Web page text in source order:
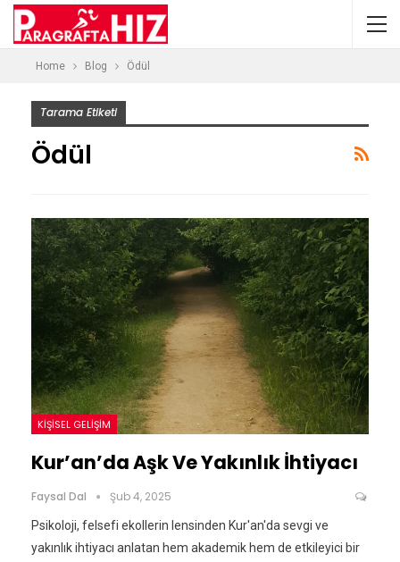
Home Blog Ödül
Tarama Etiketi
Ödül
KIŞISEL GELIŞIM
Kur’an’da Aşk Ve Yakınlık İhtiyacı
Faysal Dal Şub 4, 2025
Psikoloji, felsefi ekollerin lensinden Kur'an'da sevgi ve
yakınlık ihtiyacı anlatan hem akademik hem de etkileyici bir